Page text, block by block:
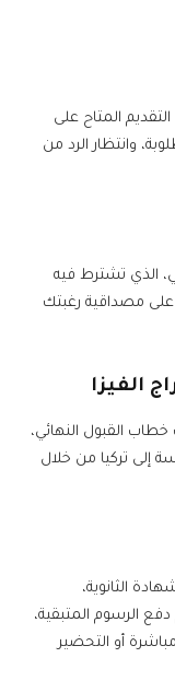
المتاح على
وانتظار الرد من
الذي تشترط فيه
مصداقية رغبتك
القبول النهائي،
إلى تركيا من خلال
الثانوية،
الرسوم المتبقية،
أو التحضير